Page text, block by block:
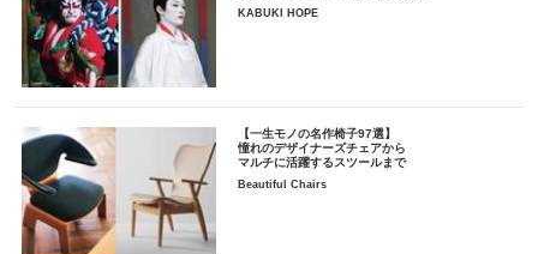
KABUKI HOPE
【一生モノの名作椅子97選】
憧れのデザイナーズチェアから
マルチに活躍するスツールまで
Beautiful Chairs